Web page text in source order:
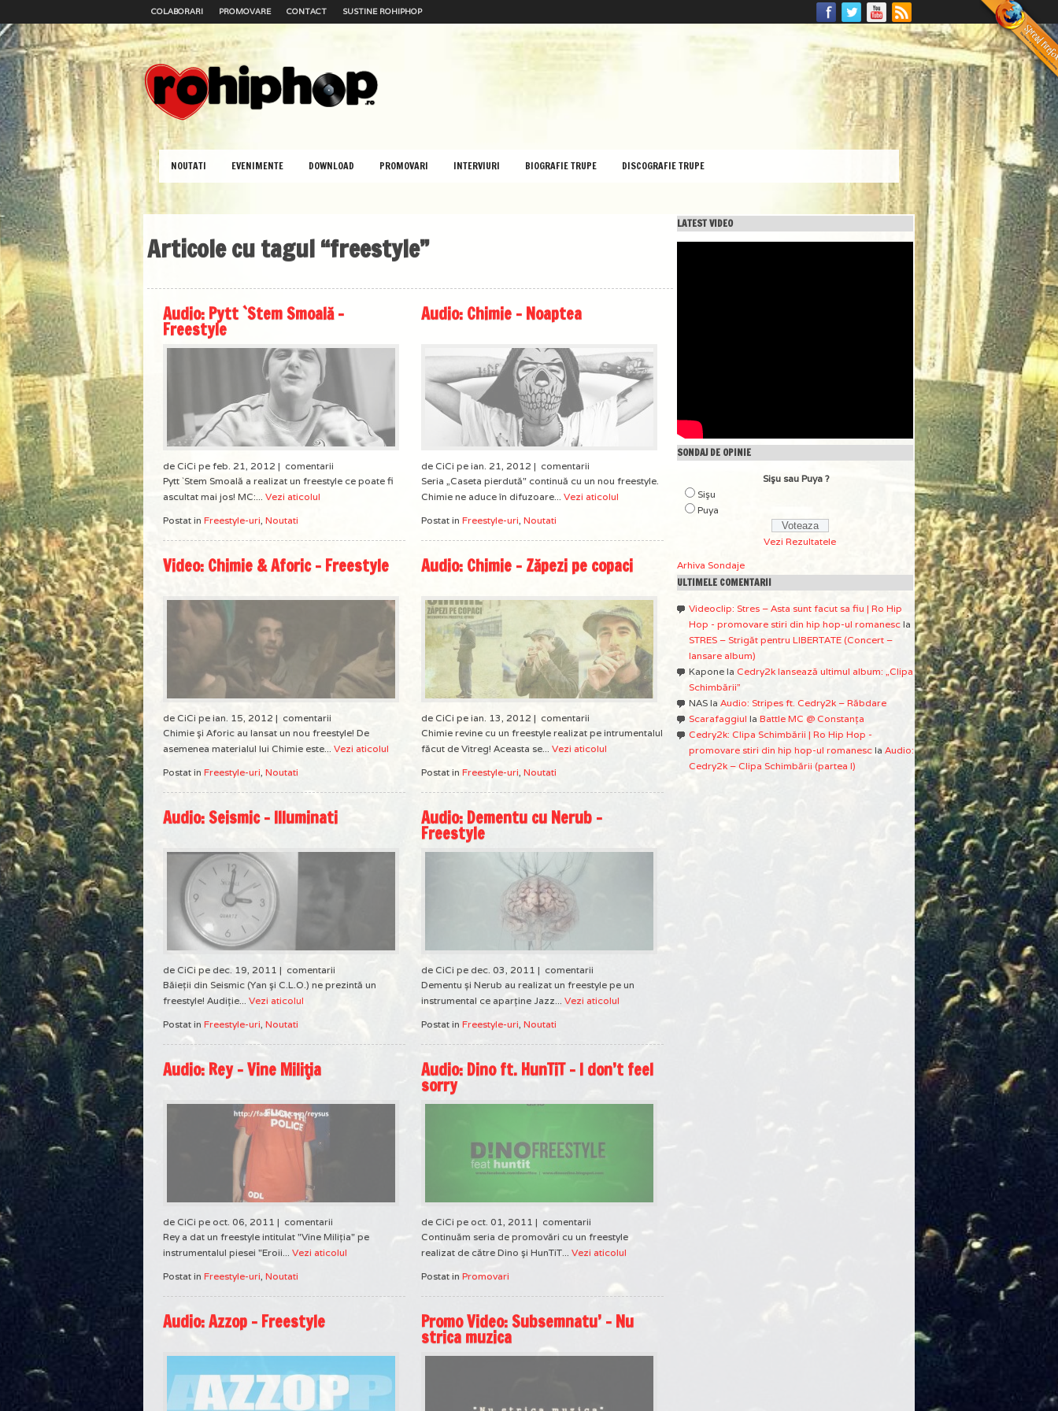
COLABORARI PROMOVARE CONTACT SUSTINE ROHIPHOP
NOUTATI EVENIMENTE DOWNLOAD PROMOVARI INTERVIURI BIOGRAFIE TRUPE DISCOGRAFIE TRUPE
Articole cu tagul “freestyle”
Audio: Pytt `Stem Smoală –
Freestyle
de CiCi pe feb. 21, 2012 | comentarii
Pytt `Stem Smoală a realizat un freestyle ce poate fi
ascultat mai jos! MC:... Vezi aticolul
Postat in Freestyle-uri, Noutati
Audio: Chimie – Noaptea
de CiCi pe ian. 21, 2012 | comentarii
Seria „Caseta pierdută" continuă cu un nou freestyle.
Chimie ne aduce în difuzoare... Vezi aticolul
Postat in Freestyle-uri, Noutati
Video: Chimie & Aforic – Freestyle
de CiCi pe ian. 15, 2012 | comentarii
Chimie şi Aforic au lansat un nou freestyle! De
asemenea materialul lui Chimie este... Vezi aticolul
Postat in Freestyle-uri, Noutati
Audio: Chimie – Zăpezi pe copaci
de CiCi pe ian. 13, 2012 | comentarii
Chimie revine cu un freestyle realizat pe intrumentalul
făcut de Vitreg! Aceasta se... Vezi aticolul
Postat in Freestyle-uri, Noutati
Audio: Seismic – Illuminati
de CiCi pe dec. 19, 2011 | comentarii
Băieţii din Seismic (Yan şi C.L.O.) ne prezintă un
freestyle! Audiţie... Vezi aticolul
Postat in Freestyle-uri, Noutati
Audio: Dementu cu Nerub –
Freestyle
de CiCi pe dec. 03, 2011 | comentarii
Dementu și Nerub au realizat un freestyle pe un
instrumental ce aparține Jazz... Vezi aticolul
Postat in Freestyle-uri, Noutati
Audio: Rey – Vine Miliţia
de CiCi pe oct. 06, 2011 | comentarii
Rey a dat un freestyle intitulat "Vine Miliţia" pe
instrumentalul piesei "Eroii... Vezi aticolul
Postat in Freestyle-uri, Noutati
Audio: Dino ft. HunTiT – I don’t feel
sorry
de CiCi pe oct. 01, 2011 | comentarii
Continuăm seria de promovări cu un freestyle
realizat de către Dino şi HunTiT... Vezi aticolul
Postat in Promovari
Audio: Azzop – Freestyle Promo Video: Subsemnatu’ – Nu
strica muzica
LATEST VIDEO
SONDAJ DE OPINIE
Sişu sau Puya ?
Sişu
Puya
Vezi Rezultatele
Arhiva Sondaje
ULTIMELE COMENTARII
Videoclip: Stres – Asta sunt facut sa fiu | Ro Hip
Hop - promovare stiri din hip hop-ul romanesc la
STRES – Strigăt pentru LIBERTATE (Concert –
lansare album)
Kapone la Cedry2k lansează ultimul album: „Clipa
Schimbării”
NAS la Audio: Stripes ft. Cedry2k – Răbdare
Scarafaggiul la Battle MC @ Constanţa
Cedry2k: Clipa Schimbării | Ro Hip Hop -
promovare stiri din hip hop-ul romanesc la Audio:
Cedry2k – Clipa Schimbării (partea I)